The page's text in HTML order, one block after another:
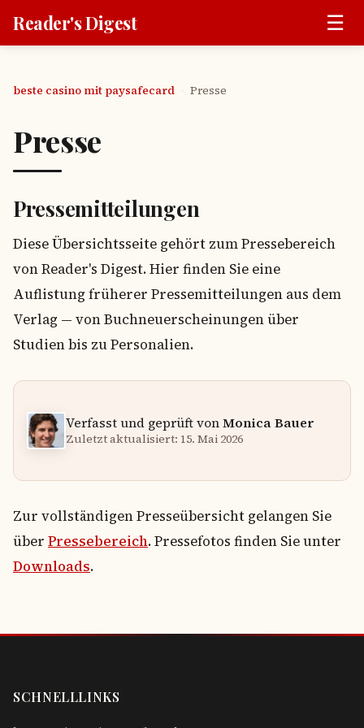
Reader's Digest ☰
beste casino mit paysafecard Presse
Presse
Pressemitteilungen
Diese Übersichtsseite gehört zum Pressebereich
von Reader's Digest. Hier finden Sie eine
Auflistung früherer Pressemitteilungen aus dem
Verlag — von Buchneuerscheinungen über
Studien bis zu Personalien.
Verfasst und geprüft vonMonica Bauer
Zuletzt aktualisiert: 15. Mai 2026
Zur vollständigen Presseübersicht gelangen Sie
über Pressebereich. Pressefotos finden Sie unter
Downloads.
SCHNELLLINKS